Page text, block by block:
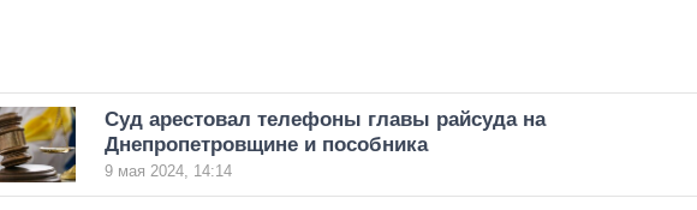
Суд арестовал телефоны главы райсуда на
Днепропетровщине и пособника
9 мая 2024, 14:14